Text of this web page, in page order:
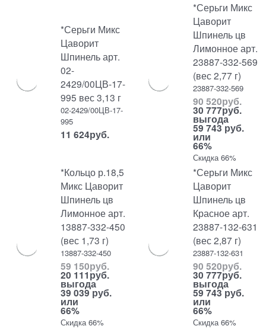
*Серьги Микс
Цаворит
Шпинель арт.
02-
2429/00ЦВ-17-
995 вес 3,13 г
02-2429/00ЦВ-17-
995
11 624руб.
*Серьги Микс
Цаворит
Шпинель цв
Лимонное арт.
23887-332-569
(вес 2,77 г)
23887-332-569
90 520руб.
30 777руб.
выгода
59 743 руб.
или
66%
Скидка 66%
*Кольцо р.18,5
Микс Цаворит
Шпинель цв
Лимонное арт.
13887-332-450
(вес 1,73 г)
13887-332-450
59 150руб.
20 111руб.
выгода
39 039 руб.
или
66%
Скидка 66%
*Серьги Микс
Цаворит
Шпинель цв
Красное арт.
23887-132-631
(вес 2,87 г)
23887-132-631
90 520руб.
30 777руб.
выгода
59 743 руб.
или
66%
Скидка 66%